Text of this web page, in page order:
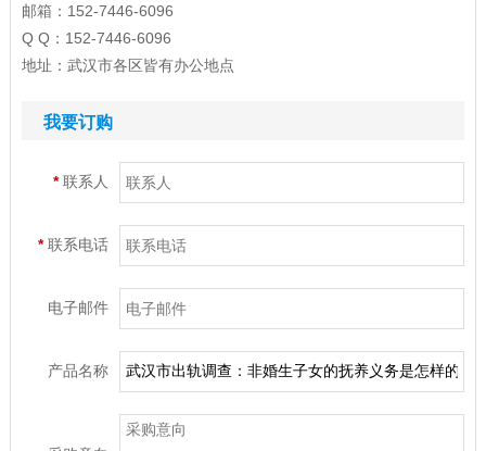
邮箱：152-7446-6096
Q Q：152-7446-6096
地址：武汉市各区皆有办公地点
我要订购
*联系人
*联系电话
电子邮件
产品名称